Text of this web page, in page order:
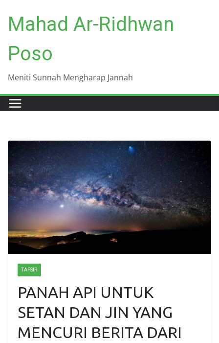
content
Mahad Ar-Ridhwan
Poso
Meniti Sunnah Mengharap Jannah
TAFSIR
PANAH API UNTUK
SETAN DAN JIN YANG
MENCURI BERITA DARI